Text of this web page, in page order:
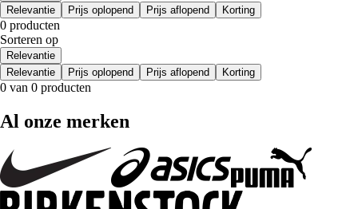
Relevantie
Prijs oplopend Prijs aflopend Korting
0 producten
Sorteren op
Relevantie
Relevantie
Prijs oplopend Prijs aflopend Korting
0 van 0 producten
Al onze merken